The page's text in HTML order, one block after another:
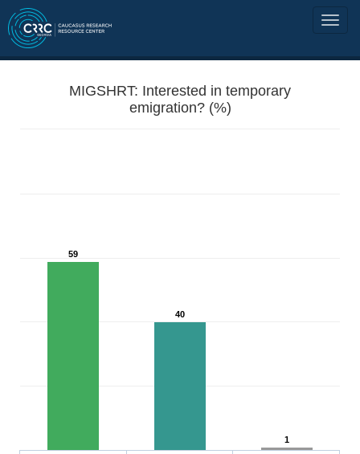
MIGSHRT: Interested in temporary
emigration? (%)
59
40
1